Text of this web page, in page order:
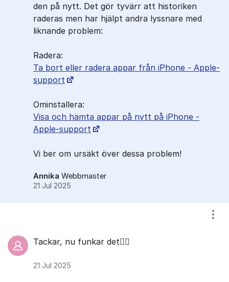
den på nytt. Det gör tyvärr att historiken
raderas men har hjälpt andra lyssnare med
liknande problem:
Radera:
Ta bort eller radera appar från iPhone - Apple-
support
Ominstallera:
Visa och hämta appar på nytt på iPhone -
Apple-support
Vi ber om ursäkt över dessa problem!
Annika Webbmaster
21 Jul 2025
Tackar, nu funkar det👍🏻
21 Jul 2025